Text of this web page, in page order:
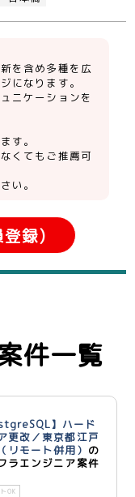
を含め多種を広
になります。
ニケーションを
す。
くてもご推薦可
い。
登録)
件一覧
】ハード
更改／東京都江戸
リモート併用） の
ラエンジニア案件
OK